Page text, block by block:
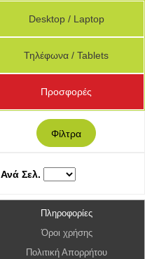
Desktop / Laptop
Τηλέφωνα / Tablets
Προσφορές
Φίλτρα
Ανά Σελ.
Πληροφορίες
Όροι χρήσης
Πολιτική Απορρήτου